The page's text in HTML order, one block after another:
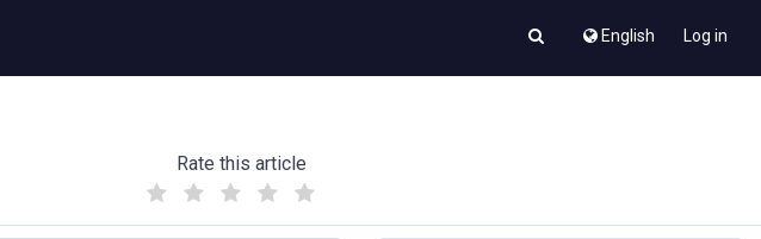
English Log in
Rate this article
(
)